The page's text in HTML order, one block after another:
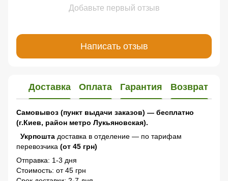
Добавьте первый отзыв
Написать отзыв
Доставка Оплата Гарантия Возврат
Самовывоз (пункт выдачи заказов) — бесплатно
(г.Киев, район метро Лукьяновская).
Укрпошта доставка в отделение — по тарифам
перевозчика (от 45 грн)
Отправка: 1-3 дня
Стоимость: от 45 грн